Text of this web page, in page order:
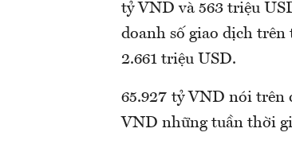
tỷ VND và 563 triệu
doanh số giao dịch
2.661 triệu USD.
65.927 tỷ VND nói trên
VND những tuần thời